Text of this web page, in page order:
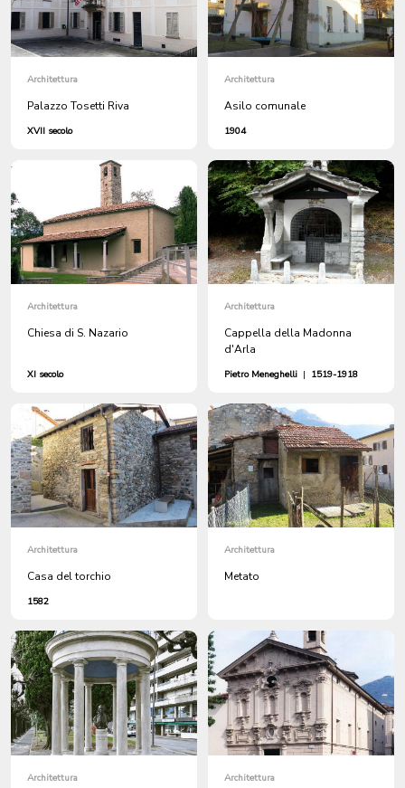
Architettura
Palazzo Tosetti Riva
XVII secolo
Architettura
Asilo comunale
1904
Architettura
Chiesa di S. Nazario
XI secolo
Architettura
Cappella della Madonna
d'Arla
Pietro Meneghelli | 1519-1918
Architettura
Casa del torchio
1582
Architettura
Metato
Architettura Architettura